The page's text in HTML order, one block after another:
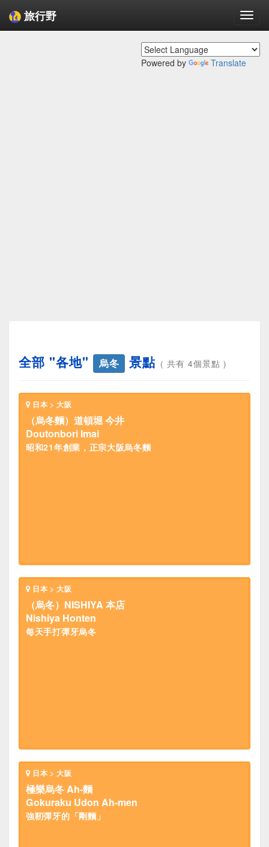
旅行野
Powered by Translate
全部 "各地" 烏冬 景點 ( 共有 4個景點 )
日本 > 大阪
（烏冬麵）道頓堀 今井
Doutonbori Imai
昭和21年創業，正宗大阪烏冬麵
日本 > 大阪
（烏冬）NISHIYA 本店
Nishiya Honten
每天手打彈牙烏冬
日本 > 大阪
極樂烏冬 Ah-麵
Gokuraku Udon Ah-men
強靭彈牙的「剛麵」